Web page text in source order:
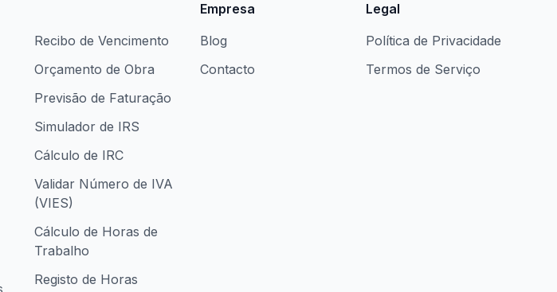
Recibo de Vencimento
Orçamento de Obra
Previsão de Faturação
Simulador de IRS
Cálculo de IRC
Validar Número de IVA
(VIES)
Cálculo de Horas de
Trabalho
Registo de Horas
Empresa
Blog
Contacto
Legal
Política de Privacidade
Termos de Serviço